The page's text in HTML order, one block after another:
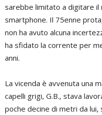
sarebbe limitato a digitare il
smartphone. Il 75enne
non ha avuto alcuna
ha sfidato la corrente per
anni.
La vicenda è avvenuta una
capelli grigi, G.B., stava
poche decine di metri da